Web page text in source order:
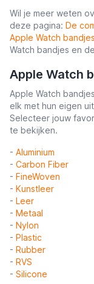
Wil je meer weten
deze pagina: De
Apple Watch bandjes
Watch bandjes en
Apple Watch
Apple Watch
elk met hun eigen
Selecteer jouw
te bekijken.
- Aluminium
- Carbon Fiber
- FineWoven
- Kunstleer
- Leer
- Metaal
- Nylon
- Plastic
- Rubber
- RVS
- Silicone